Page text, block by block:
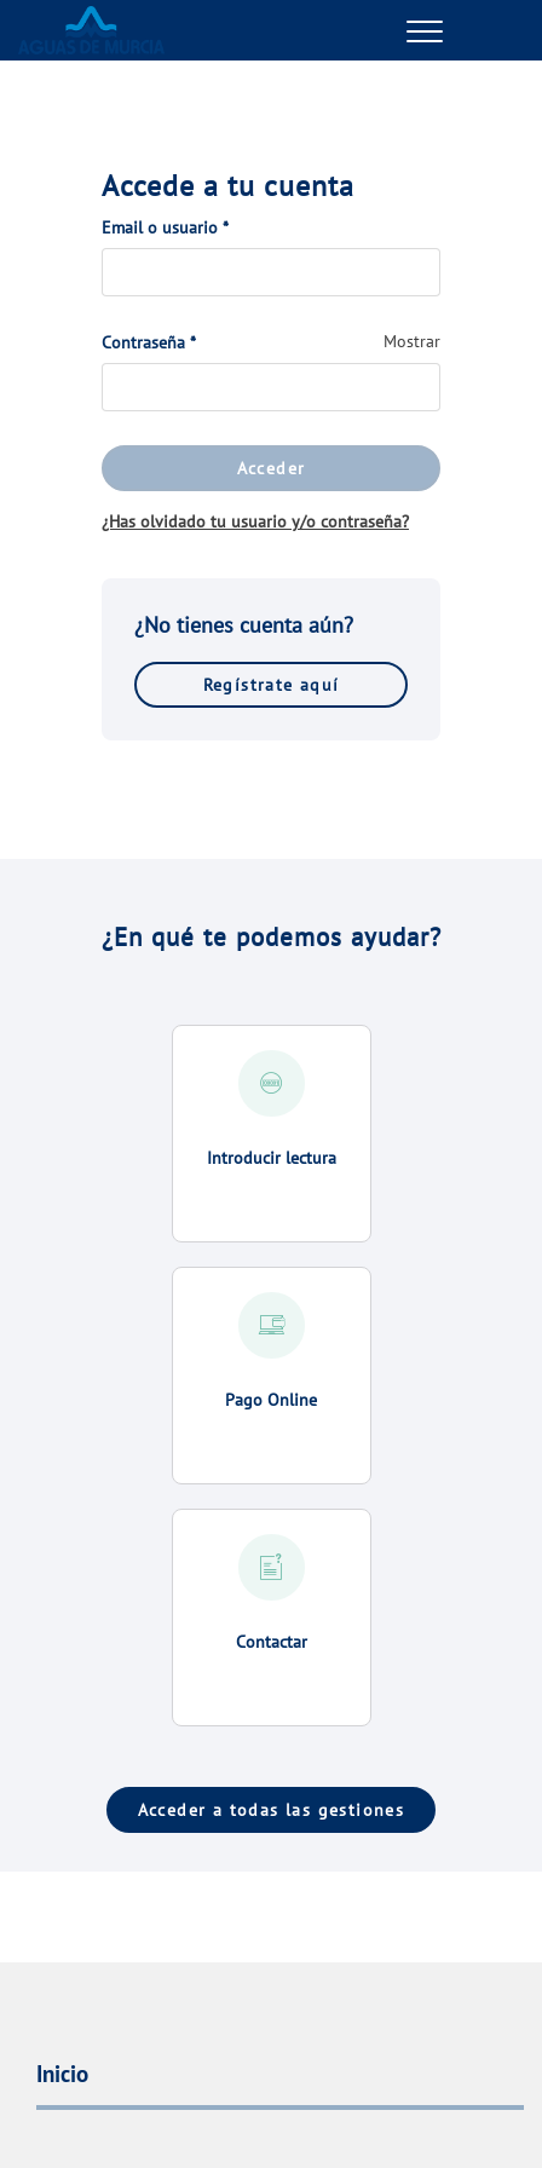
Menu
TU SERVICIO
VER TODAS LAS GESTIONES
TU AGUA
CONÓCENOS
NUESTROS COMPROMISOS
VER TODAS LAS GESTIONES
¿En qué te podemos ayudar?
Introducir lectura
Pago Online
Contactar
Acceder a todas las gestiones
Accede a tu cuenta
Email o usuario *(Obligatorio)
Contraseña *(Obligatorio) Mostrar
Acceder
¿Has olvidado tu usuario y/o contraseña?
¿No tienes cuenta aún?
Regístrate aquí
Inicio